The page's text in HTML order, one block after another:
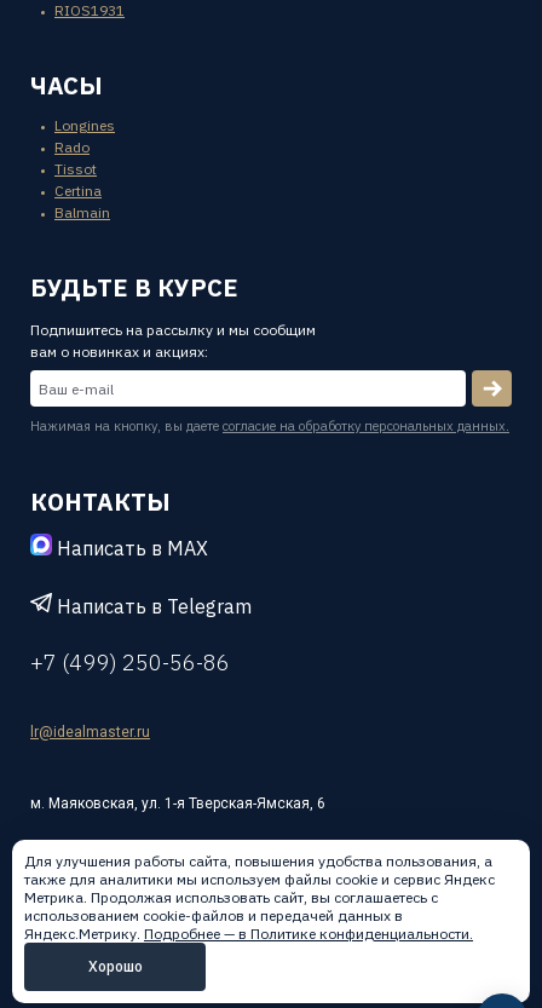
RIOS1931
ЧАСЫ
Longines
Rado
Tissot
Certina
Balmain
БУДЬТЕ В КУРСЕ
Подпишитесь на рассылку и мы сообщим
вам о новинках и акциях:
Нажимая на кнопку, вы даете согласие на обработку персональных данных.
КОНТАКТЫ
Написать в MAX
Написать в Telegram
+7 (499) 250-56-86
lr@idealmaster.ru
м. Маяковская, ул. 1-я Тверская-Ямская, 6
Написать в:
Для улучшения работы сайта, повышения удобства пользования, а
также для аналитики мы используем файлы cookie и сервис Яндекс
Метрика. Продолжая использовать сайт, вы соглашаетесь с
использованием cookie-файлов и передачей данных в
Яндекс.Метрику. Подробнее — в Политике конфиденциальности.
Хорошо